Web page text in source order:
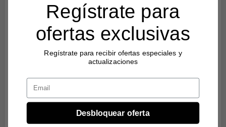
Regístrate para
ofertas exclusivas
Regístrate para recibir ofertas especiales y
actualizaciones
Email
Desbloquear oferta